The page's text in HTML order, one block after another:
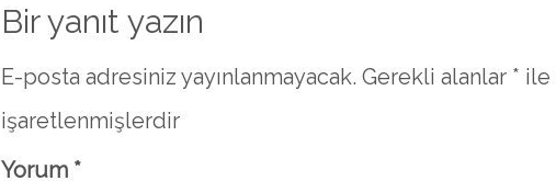
Bir yanıt yazın
E-posta adresiniz yayınlanmayacak. Gerekli alanlar * ile
işaretlenmişlerdir
Yorum *